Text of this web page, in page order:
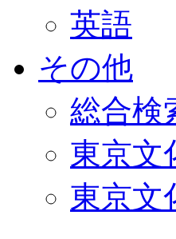
英語
その他
総合検
東京文
東京文